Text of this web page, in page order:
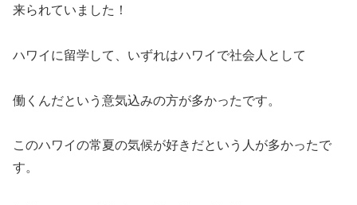
来られていました！
ハワイに留学して、いずれはハワイで社会人として
働くんだという意気込みの方が多かったです。
このハワイの常夏の気候が好きだという人が多かったで
す。